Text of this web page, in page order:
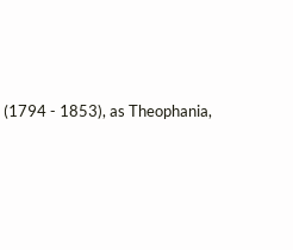
(1794 - 1853), as Theophania,